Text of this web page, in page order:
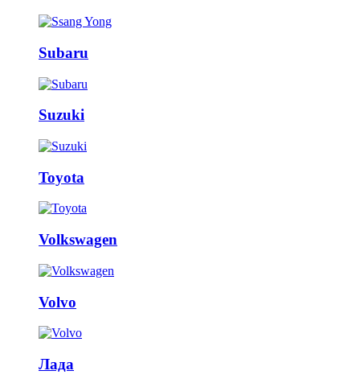
Subaru
Suzuki
Toyota
Volkswagen
Volvo
Лада